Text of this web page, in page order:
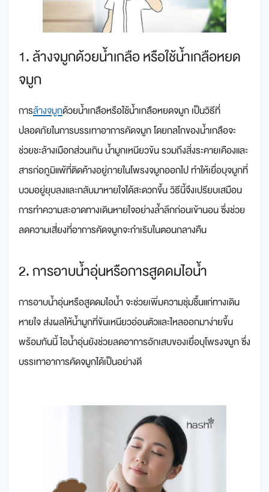
1. ล้างจมูกด้วยน้ำเกลือ หรือใช้น้ำเกลือหยด
จมูก
การล้างจมูกด้วยน้ำเกลือหรือใช้น้ำเกลือหยดจมูก เป็นวิธีที่
ปลอดภัยในการบรรเทาอาการคัดจมูก โดยกลไกของน้ำเกลือจะ
ช่วยชะล้างเมือกส่วนเกิน น้ำมูกเหนียวข้น รวมถึงสิ่งระคายเคืองและ
สารก่อภูมิแพ้ที่ติดค้างอยู่ภายในโพรงจมูกออกไป ทำให้เยื่อบุจมูกที่
บวมอยู่ยุบลงและกลับมาหายใจได้สะดวกขึ้น วิธีนี้จึงเปรียบเสมือน
การทำความสะอาดทางเดินหายใจอย่างล้ำลึกก่อนเข้านอน ซึ่งช่วย
ลดความเสี่ยงที่อาการคัดจมูกจะกำเริบในตอนกลางคืน
2. การอาบน้ำอุ่นหรือการสูดดมไอน้ำ
การอาบน้ำอุ่นหรือสูดดมไอน้ำ จะช่วยเพิ่มความชุ่มชื้นแก่ทางเดิน
หายใจ ส่งผลให้น้ำมูกที่ข้นเหนียวอ่อนตัวและไหลออกมาง่ายขึ้น
พร้อมกันนี้ ไอน้ำอุ่นยังช่วยลดอาการอักเสบของเยื่อบุโพรงจมูก ซึ่ง
บรรเทาอาการคัดจมูกได้เป็นอย่างดี